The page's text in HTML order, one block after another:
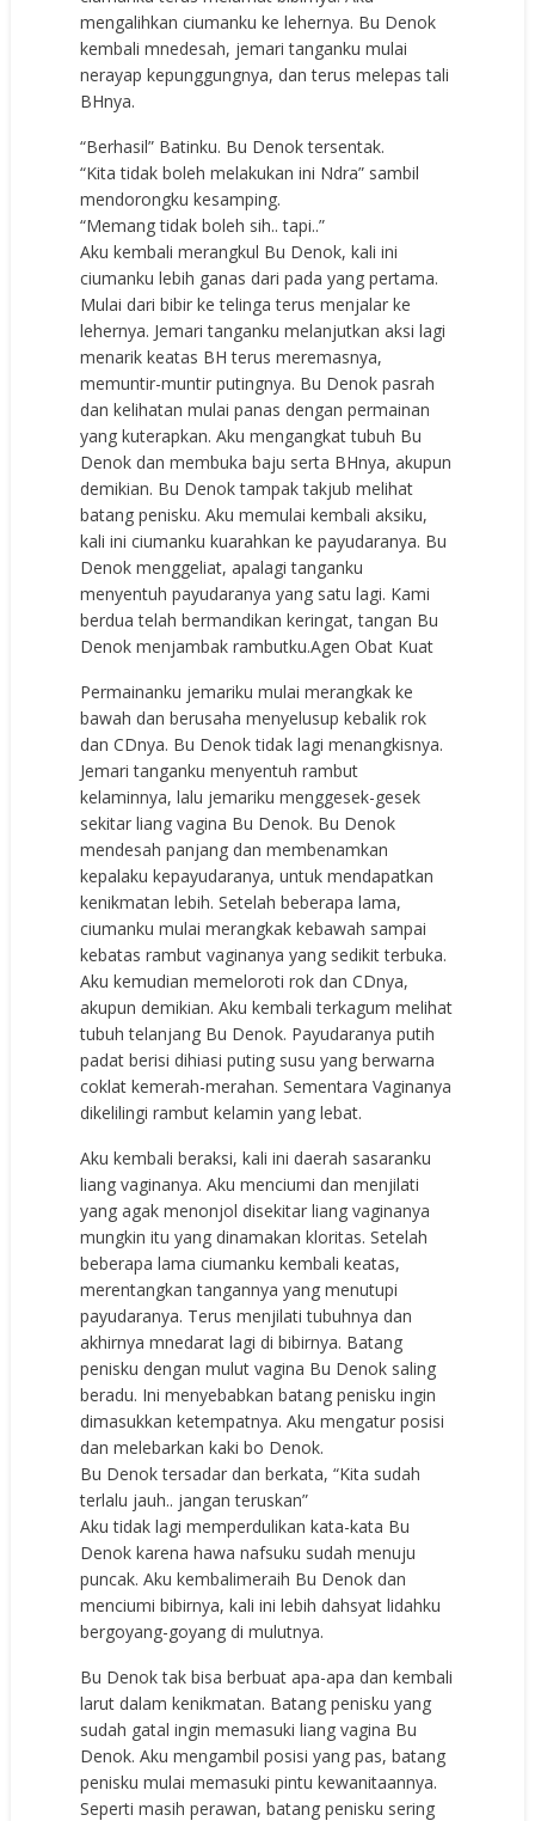
mengalihkan ciumanku ke lehernya. Bu Denok
kembali mnedesah, jemari tanganku mulai
nerayap kepunggungnya, dan terus melepas tali
BHnya.
“Berhasil” Batinku. Bu Denok tersentak.
“Kita tidak boleh melakukan ini Ndra” sambil
mendorongku kesamping.
“Memang tidak boleh sih.. tapi..”
Aku kembali merangkul Bu Denok, kali ini
ciumanku lebih ganas dari pada yang pertama.
Mulai dari bibir ke telinga terus menjalar ke
lehernya. Jemari tanganku melanjutkan aksi lagi
menarik keatas BH terus meremasnya,
memuntir-muntir putingnya. Bu Denok pasrah
dan kelihatan mulai panas dengan permainan
yang kuterapkan. Aku mengangkat tubuh Bu
Denok dan membuka baju serta BHnya, akupun
demikian. Bu Denok tampak takjub melihat
batang penisku. Aku memulai kembali aksiku,
kali ini ciumanku kuarahkan ke payudaranya. Bu
Denok menggeliat, apalagi tanganku
menyentuh payudaranya yang satu lagi. Kami
berdua telah bermandikan keringat, tangan Bu
Denok menjambak rambutku.Agen Obat Kuat
Permainanku jemariku mulai merangkak ke
bawah dan berusaha menyelusup kebalik rok
dan CDnya. Bu Denok tidak lagi menangkisnya.
Jemari tanganku menyentuh rambut
kelaminnya, lalu jemariku menggesek-gesek
sekitar liang vagina Bu Denok. Bu Denok
mendesah panjang dan membenamkan
kepalaku kepayudaranya, untuk mendapatkan
kenikmatan lebih. Setelah beberapa lama,
ciumanku mulai merangkak kebawah sampai
kebatas rambut vaginanya yang sedikit terbuka.
Aku kemudian memeloroti rok dan CDnya,
akupun demikian. Aku kembali terkagum melihat
tubuh telanjang Bu Denok. Payudaranya putih
padat berisi dihiasi puting susu yang berwarna
coklat kemerah-merahan. Sementara Vaginanya
dikelilingi rambut kelamin yang lebat.
Aku kembali beraksi, kali ini daerah sasaranku
liang vaginanya. Aku menciumi dan menjilati
yang agak menonjol disekitar liang vaginanya
mungkin itu yang dinamakan kloritas. Setelah
beberapa lama ciumanku kembali keatas,
merentangkan tangannya yang menutupi
payudaranya. Terus menjilati tubuhnya dan
akhirnya mnedarat lagi di bibirnya. Batang
penisku dengan mulut vagina Bu Denok saling
beradu. Ini menyebabkan batang penisku ingin
dimasukkan ketempatnya. Aku mengatur posisi
dan melebarkan kaki bo Denok.
Bu Denok tersadar dan berkata, “Kita sudah
terlalu jauh.. jangan teruskan”
Aku tidak lagi memperdulikan kata-kata Bu
Denok karena hawa nafsuku sudah menuju
puncak. Aku kembalimeraih Bu Denok dan
menciumi bibirnya, kali ini lebih dahsyat lidahku
bergoyang-goyang di mulutnya.
Bu Denok tak bisa berbuat apa-apa dan kembali
larut dalam kenikmatan. Batang penisku yang
sudah gatal ingin memasuki liang vagina Bu
Denok. Aku mengambil posisi yang pas, batang
penisku mulai memasuki pintu kewanitaannya.
Seperti masih perawan, batang penisku sering